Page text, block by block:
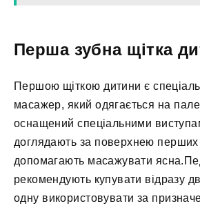
Перша зубна щітка
Першою щіткою дитини є
масажер, який одягається на
оснащений спеціальними
доглядають за поверхнею перших
допомагають масажувати
рекомендують купувати відразу
одну використовувати за